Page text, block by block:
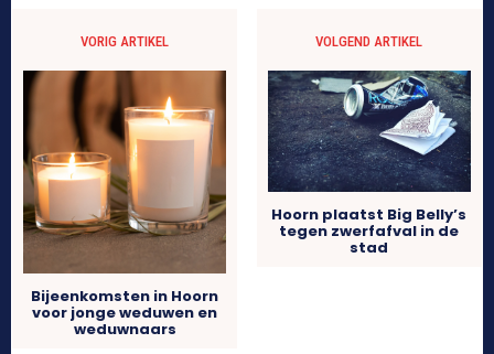
VORIG ARTIKEL
Bijeenkomsten in Hoorn
voor jonge weduwen en
weduwnaars
VOLGEND ARTIKEL
Hoorn plaatst Big Belly’s
tegen zwerfafval in de
stad